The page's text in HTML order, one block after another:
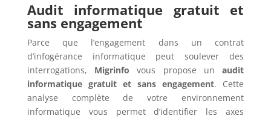
Audit informatique gratuit et
sans engagement
Parce que l’engagement dans un contrat
d’infogérance informatique peut soulever des
interrogations, Migrinfovous propose unaudit
informatique gratuit et sans engagement. Cette
analyse complète de votre environnement
informatique vous permet d’identifier les axes